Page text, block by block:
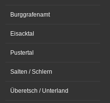
Burggrafenamt
Eisacktal
Pustertal
Salten / Schlern
Überetsch / Unterland